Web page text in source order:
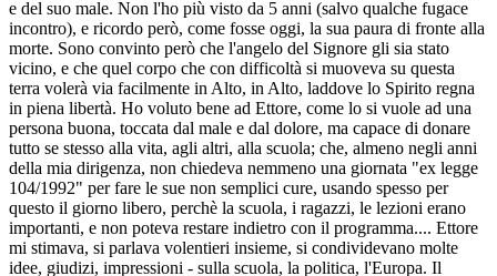
e del suo male. Non l'ho più visto da 5 anni (salvo qualche fugace
incontro), e ricordo però, come fosse oggi, la sua paura di fronte alla
morte. Sono convinto però che l'angelo del Signore gli sia stato
vicino, e che quel corpo che con difficoltà si muoveva su questa
terra volerà via facilmente in Alto, in Alto, laddove lo Spirito regna
in piena libertà. Ho voluto bene ad Ettore, come lo si vuole ad una
persona buona, toccata dal male e dal dolore, ma capace di donare
tutto se stesso alla vita, agli altri, alla scuola; che, almeno negli anni
della mia dirigenza, non chiedeva nemmeno una giornata "ex legge
104/1992" per fare le sue non semplici cure, usando spesso per
questo il giorno libero, perchè la scuola, i ragazzi, le lezioni erano
importanti, e non poteva restare indietro con il programma.... Ettore
mi stimava, si parlava volentieri insieme, si condividevano molte
idee, giudizi, impressioni - sulla scuola, la politica, l'Europa. Il